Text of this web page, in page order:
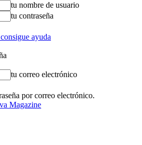
tu nombre de usuario
tu contraseña
ayuda
tu correo electrónico
por correo electrónico.
Magazine